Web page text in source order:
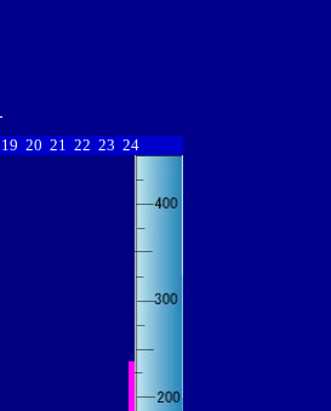
19 20 21 22 23 24